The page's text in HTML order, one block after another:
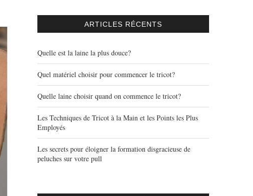
ARTICLES RÉCENTS
Quelle est la laine la plus douce?
Quel matériel choisir pour commencer le tricot?
Quelle laine choisir quand on commence le tricot?
Les Techniques de Tricot à la Main et les Points les Plus
Employés
Les secrets pour éloigner la formation disgracieuse de
peluches sur votre pull